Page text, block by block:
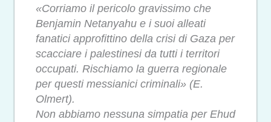
«Corriamo il pericolo gravissimo che
Benjamin Netanyahu e i suoi alleati
fanatici approfittino della crisi di Gaza per
scacciare i palestinesi da tutti i territori
occupati. Rischiamo la guerra regionale
per questi messianici criminali» (E.
Olmert).
Non abbiamo nessuna simpatia per Ehud